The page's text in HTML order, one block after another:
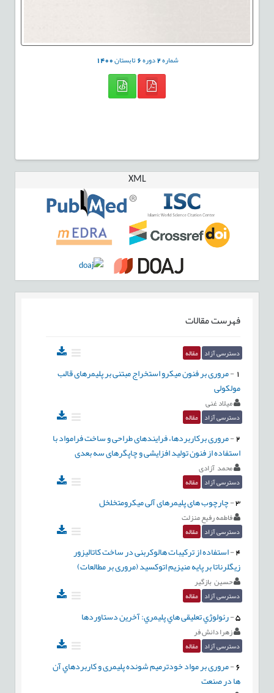
شماره2دوره6تابستان1400
XML
فهرست مقالات
دسترسی آزاد مقاله
-مروری بر فنون میکرو استخراج مبتنی بر پلیمرهای قالب
مولکولی
میلاد غنی
دسترسی آزاد مقاله
2
-مروری برکاربردها، فرایندهای طراحی و ساخت فرامواد با
استفاده از فنون تولید افزایشی و چاپگرهای سه بعدی
محمد آزادی
دسترسی آزاد مقاله
3
-چارچوب های پلیمرهای آلی میکرومتخلخل
فاطمه رفیع منزلت
دسترسی آزاد مقاله
4
-استفاده از ترکیبات هالوکربنی در ساخت کاتالیزور
زیگلرناتا بر پایه منیزیم اتوکسید (مروری بر مطالعات)
حسین بازگیر
دسترسی آزاد مقاله
5
-رئولوژي تعليقی هاي پليمري: آخرين دستاوردها
زهرا دانش فر
دسترسی آزاد مقاله
6
-مروری بر مواد خودترمیم شونده پلیمری و كاربردهاي آن
ها در صنعت